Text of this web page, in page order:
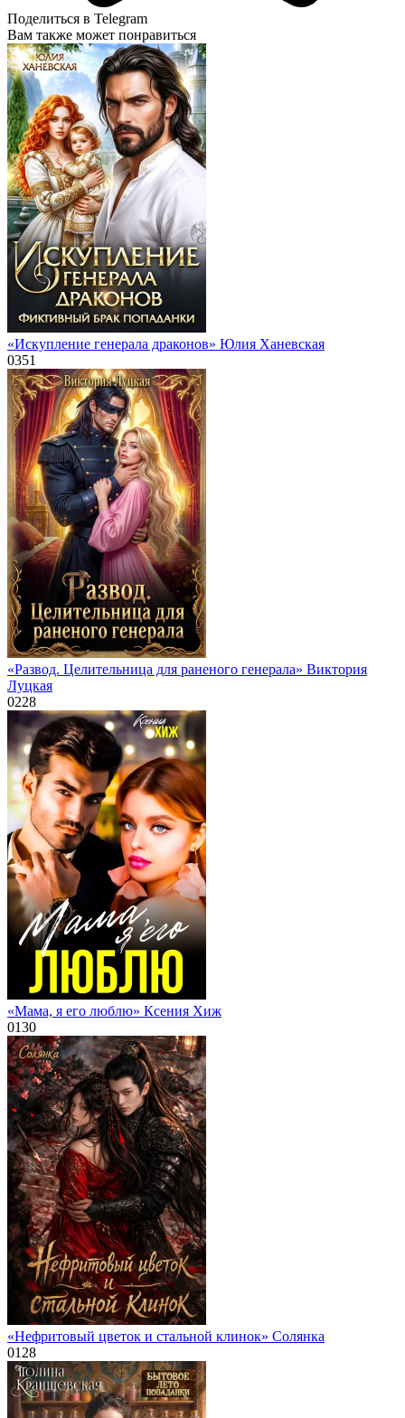
Поделиться в Telegram
Вам также может понравиться
«Искупление генерала драконов» Юлия Ханевская
0351
«Развод. Целительница для раненого генерала» Виктория
Луцкая
0228
«Мама, я его люблю» Ксения Хиж
0130
«Нефритовый цветок и стальной клинок» Солянка
0128